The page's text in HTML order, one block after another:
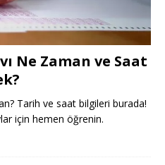
Ne Zaman ve Saat
Tarih ve saat bilgileri burada!
için hemen öğrenin.